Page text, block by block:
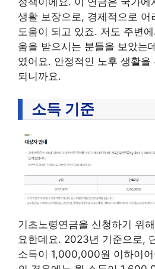
생활 보장으로, 경제적으로 어
도움이 되고 있죠. 저도 주변
움을 받으시는 분들을 보았는
였어요. 안정적인 노후 생활을
되니까요.
소득 기준
기초노령연금을 신청하기 위
요한데요. 2023년 기준으로,
소득이 1,000,000원 이하이